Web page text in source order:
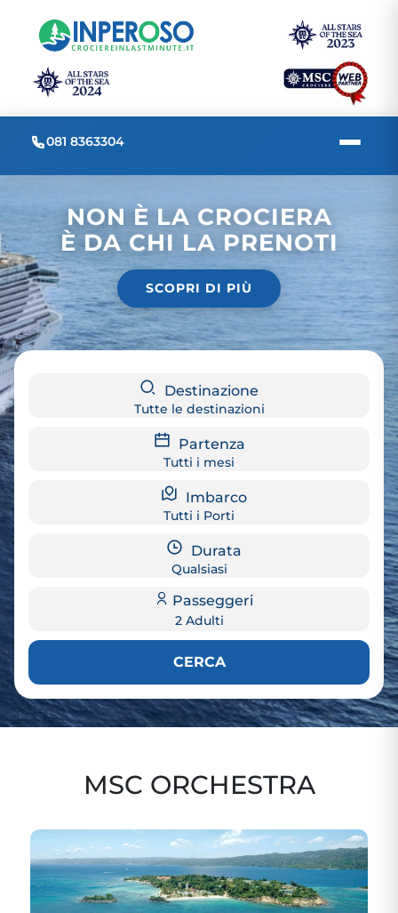
081 8363304
NON È LA CROCIERA
È DA CHI LA PRENOTI
SCOPRI DI PIÙ
Destinazione
Tutte le destinazioni
Partenza
Tutti i mesi
Imbarco
Tutti i Porti
Durata
Qualsiasi
Passeggeri
2 Adulti
CERCA
MSC ORCHESTRA